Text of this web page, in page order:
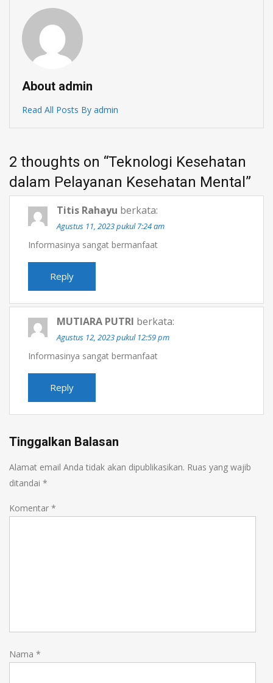
About admin
Read All Posts By admin
2 thoughts on “Teknologi Kesehatan
dalam Pelayanan Kesehatan Mental”
Titis Rahayu berkata:
Agustus 11, 2023 pukul 7:24 am
Informasinya sangat bermanfaat
Reply
MUTIARA PUTRI berkata:
Agustus 12, 2023 pukul 12:59 pm
Informasinya sangat bermanfaat
Reply
Tinggalkan Balasan
Alamat email Anda tidak akan dipublikasikan. Ruas yang wajib
ditandai *
Komentar *
Nama *